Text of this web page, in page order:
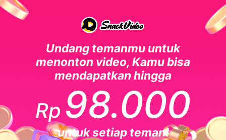
Undang temanmu untuk
menonton video, Kamu bisa
mendapatkan hingga
Rp 98.000
untuk setiap teman!